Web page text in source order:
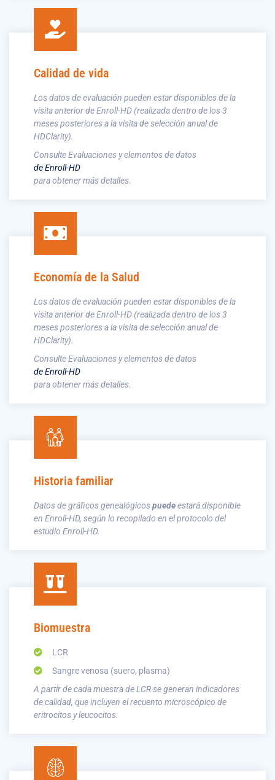
Calidad de vida
Los datos de evaluación pueden estar disponibles de la
visita anterior de Enroll-HD (realizada dentro de los 3
meses posteriores a la visita de selección anual de
HDClarity).
Consulte Evaluaciones y elementos de datos
de Enroll-HD
para obtener más detalles.
Economía de la Salud
Los datos de evaluación pueden estar disponibles de la
visita anterior de Enroll-HD (realizada dentro de los 3
meses posteriores a la visita de selección anual de
HDClarity).
Consulte Evaluaciones y elementos de datos
de Enroll-HD
para obtener más detalles.
Historia familiar
Datos de gráficos genealógicospuedeestará disponible
en Enroll-HD, según lo recopilado en el protocolo del
estudio Enroll-HD.
Biomuestra
LCR
Sangre venosa (suero, plasma)
A partir de cada muestra de LCR se generan indicadores
de calidad, que incluyen el recuento microscópico de
eritrocitos y leucocitos.